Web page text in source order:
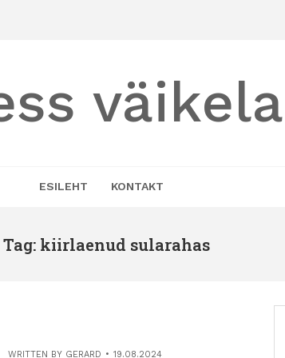
ESILEHT KONTAKT
Tag: kiirlaenud sularahas
WRITTEN BY GERARD 19.08.2024